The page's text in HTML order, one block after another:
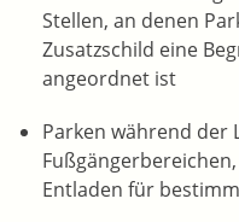
Stellen, an denen
Zusatzschild eine Be
angeordnet ist
Parken während der
Entladen für